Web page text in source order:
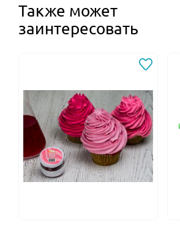
Также может
заинтересовать